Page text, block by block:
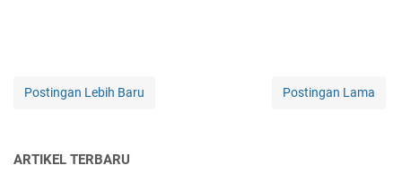
Postingan Lebih Baru Postingan Lama
ARTIKEL TERBARU